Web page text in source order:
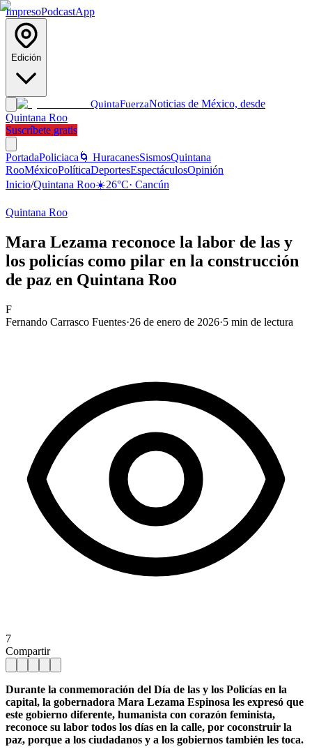
ImpresoPodcastApp
Edición
QuintaFuerzaNoticias de México, desde
Quintana Roo
Suscríbete gratis
PortadaPoliciaca 🌀 HuracanesSismosQuintana
RooMéxicoPolíticaDeportesEspectáculosOpinión
Inicio/Quintana Roo☀️26°C· Cancún
Quintana Roo
Mara Lezama reconoce la labor de las y
los policías como pilar en la construcción
de paz en Quintana Roo
F
Fernando Carrasco Fuentes·26 de enero de 2026·5 min de lectura
7
Compartir
Durante la conmemoración del Día de las y los Policías en la
capital, la gobernadora Mara Lezama Espinosa les expresó que
este gobierno diferente, humanista con corazón feminista,
reconoce su labor todos los días en la calle, por coconstruir la
paz, porque a los ciudadanos y a los gobiernos también les toca.